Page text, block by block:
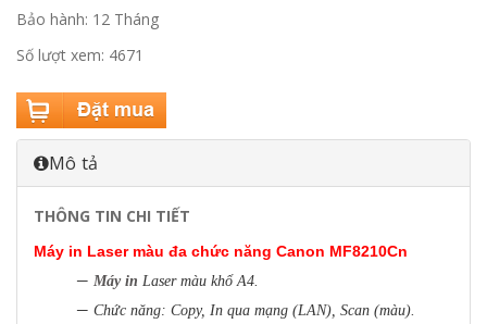
Bảo hành: 12 Tháng
Số lượt xem: 4671
Mô tả
THÔNG TIN CHI TIẾT
Máy in Laser màu đa chức năng Canon MF8210Cn
– Máy in Laser màu khổ A4.
– Chức năng: Copy, In qua mạng (LAN), Scan (màu).